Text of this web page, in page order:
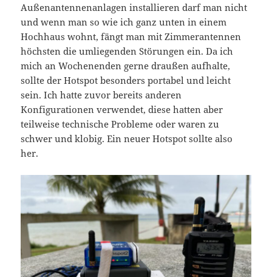
Außenantennenanlagen installieren darf man nicht
und wenn man so wie ich ganz unten in einem
Hochhaus wohnt, fängt man mit Zimmerantennen
höchsten die umliegenden Störungen ein. Da ich
mich an Wochenenden gerne draußen aufhalte,
sollte der Hotspot besonders portabel und leicht
sein. Ich hatte zuvor bereits anderen
Konfigurationen verwendet, diese hatten aber
teilweise technische Probleme oder waren zu
schwer und klobig. Ein neuer Hotspot sollte also
her.